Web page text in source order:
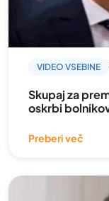
Podkast
povzetek
Prehrana
preventiva
režimi
VIDEO VSEBINE
Skupaj za
oskrbi
Preberi več